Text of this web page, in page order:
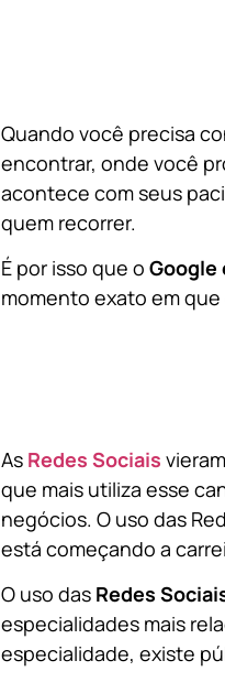
Quando você precisa
encontrar, onde você
acontece com seus
quem recorrer.
É por isso que o
momento exato em
As Redes Sociais
que mais utiliza esse
negócios. O uso das
está começando a
O uso das Redes
especialidades mais
especialidade, existe